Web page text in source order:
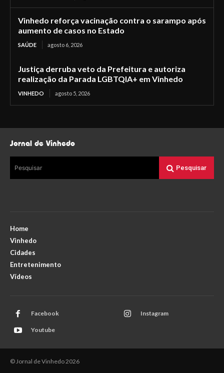
Vinhedo reforça vacinação contra o sarampo após
aumento de casos no Estado
SAÚDE agosto 6, 2026
Justiça derruba veto da Prefeitura e autoriza
realização da Parada LGBTQIA+ em Vinhedo
VINHEDO agosto 5, 2026
Jornal de Vinhedo
Pesquisar Pesquisar
Home
Vinhedo
Cidades
Entretenimento
Vídeos
Facebook Instagram
Youtube
© Jornal de Vinhedo 2026